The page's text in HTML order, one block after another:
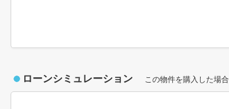
ローンシミュレーション この物件を購入した場